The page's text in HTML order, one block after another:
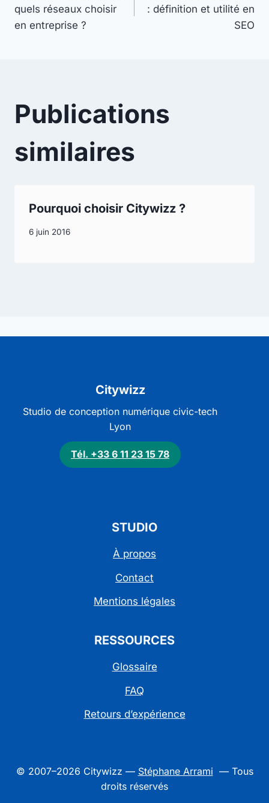
de
quels réseaux choisir
en entreprise ?
: définition et utilité en
SEO
Publications
similaires
Pourquoi choisir Citywizz ?
6 juin 2016
Citywizz
Studio de conception numérique civic-tech
Lyon
Tél. +33 6 11 23 15 78
STUDIO
À propos
Contact
Mentions légales
RESSOURCES
Glossaire
FAQ
Retours d’expérience
© 2007–2026 Citywizz — Stéphane Arrami — Tous
droits réservés